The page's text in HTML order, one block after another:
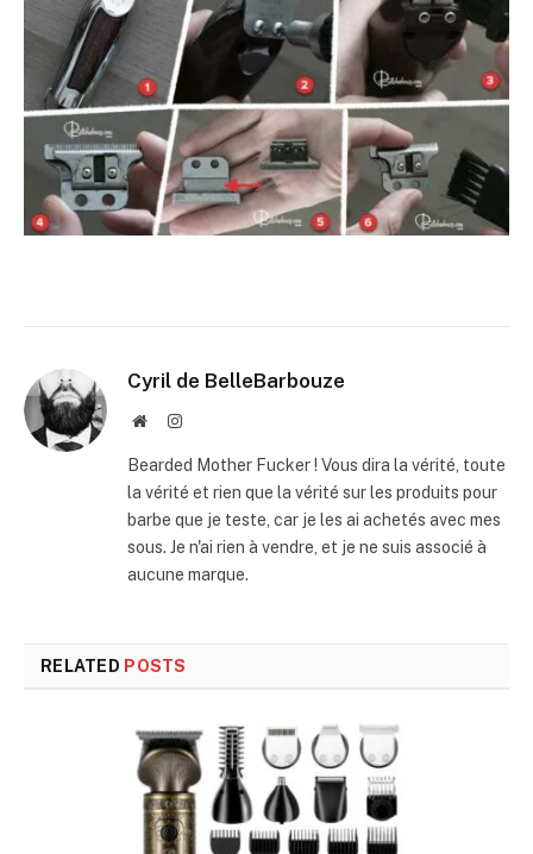
Cyril de BelleBarbouze
WebsiteInstagram
Bearded Mother Fucker ! Vous dira la vérité, toute
la vérité et rien que la vérité sur les produits pour
barbe que je teste, car je les ai achetés avec mes
sous. Je n'ai rien à vendre, et je ne suis associé à
aucune marque.
RELATED POSTS